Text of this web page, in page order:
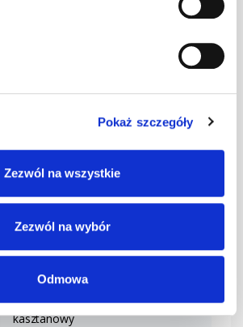
Pokaż szczegóły
Zezwól na wszystkie
Zezwól na wybór
Odmowa
komin. P
Wspornik ławy
przyścienny
grafitowy
szt –
komin. P
przyścienny
kasztanowy